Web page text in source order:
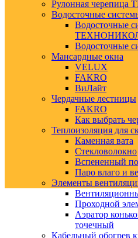
Рулонная
Водосточные
Водосточные
Водосточные
Мансардные окна
VELUX
FAKRO
ВиЛайт
Чердачные лестницы
FAKRO
Как выбрать
Теплоизоляция для
Каменная вата
Стекловолокно
Вспененный
Паро влаго и
Элементы
Проходной
Аэратор
точечный
Кабельный обогрев